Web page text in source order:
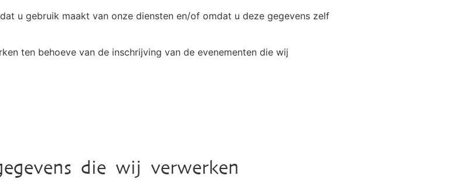
u gebruik maakt van onze diensten en/of omdat u deze gegevens zelf
ten behoeve van de inschrijving van de evenementen die wij
die wij verwerken